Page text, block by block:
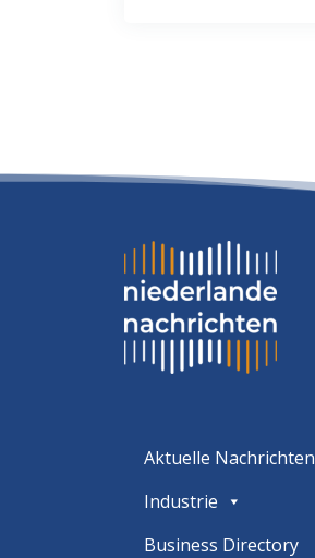
Aktuelle Nachrichten
Industrie
Business Directory